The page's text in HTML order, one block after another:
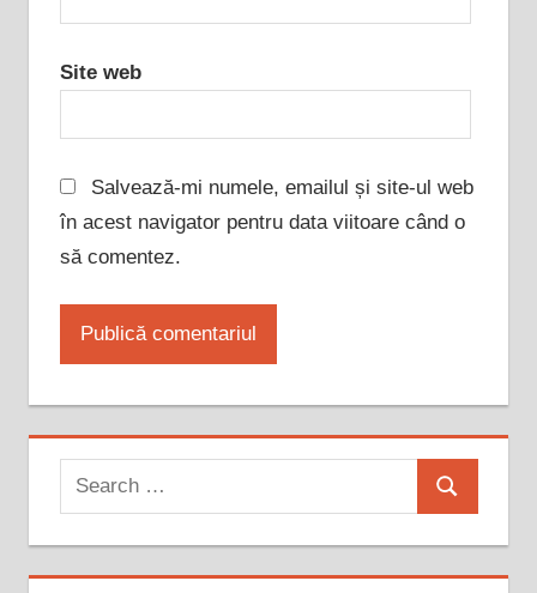
Site web
Salvează-mi numele, emailul și site-ul web
în acest navigator pentru data viitoare când o
să comentez.
Search
for:
Search